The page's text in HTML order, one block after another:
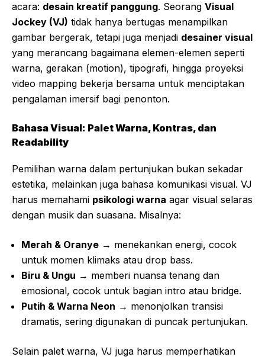
acara: desain kreatif panggung. Seorang Visual
Jockey (VJ) tidak hanya bertugas menampilkan
gambar bergerak, tetapi juga menjadi desainer visual
yang merancang bagaimana elemen-elemen seperti
warna, gerakan (motion), tipografi, hingga proyeksi
video mapping bekerja bersama untuk menciptakan
pengalaman imersif bagi penonton.
Bahasa Visual: Palet Warna, Kontras, dan
Readability
Pemilihan warna dalam pertunjukan bukan sekadar
estetika, melainkan juga bahasa komunikasi visual. VJ
harus memahami psikologi warna agar visual selaras
dengan musik dan suasana. Misalnya:
Merah & Oranye → menekankan energi, cocok
untuk momen klimaks atau drop bass.
Biru & Ungu → memberi nuansa tenang dan
emosional, cocok untuk bagian intro atau bridge.
Putih & Warna Neon → menonjolkan transisi
dramatis, sering digunakan di puncak pertunjukan.
Selain palet warna, VJ juga harus memperhatikan